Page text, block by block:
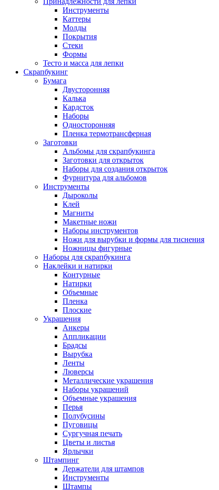
Инструменты
Каттеры
Молды
Покрытия
Стеки
Формы
Тесто и масса для лепки
Скрапбукинг
Бумага
Двусторонняя
Калька
Кардсток
Наборы
Односторонняя
Пленка термотрансферная
Заготовки
Альбомы для скрапбукинга
Заготовки для открыток
Наборы для создания открыток
Фурнитура для альбомов
Инструменты
Дыроколы
Клей
Магниты
Макетные ножи
Наборы инструментов
Ножи для вырубки и формы для тиснения
Ножницы фигурные
Наборы для скрапбукинга
Наклейки и натирки
Контурные
Натирки
Объемные
Пленка
Плоские
Украшения
Анкеры
Аппликации
Брадсы
Вырубка
Ленты
Люверсы
Металлические украшения
Наборы украшений
Объемные украшения
Перья
Полубусины
Пуговицы
Сургучная печать
Цветы и листья
Ярлычки
Штампинг
Держатели для штампов
Инструменты
Штампы